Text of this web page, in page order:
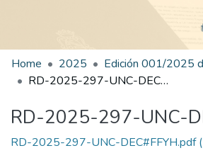
Home 2025
RD-2025-297-UNC-DEC#FFYH
RD-2025-297-UNC-
RD-2025-297-UNC-DEC#FFYH.pdf